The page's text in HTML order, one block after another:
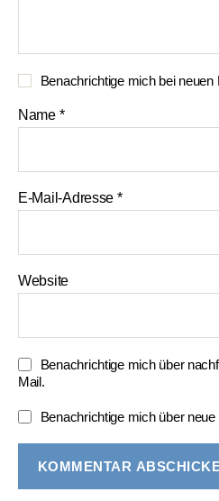
Benachrichtige mich bei
Name *
E-Mail-Adresse *
Website
Benachrichtige mich über
Mail.
Benachrichtige mich über